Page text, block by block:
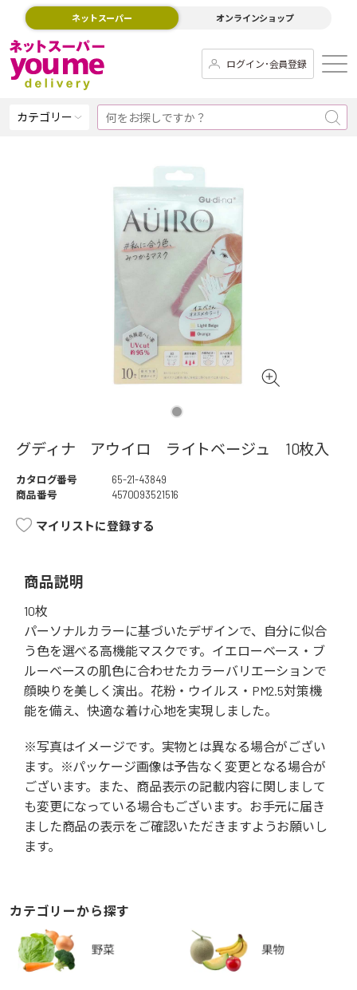
ネットスーパー オンラインショップ
ログイン･会員登録
カテゴリー
グディナ アウイロ ライトベージュ 10枚入
カタログ番号
65-21-43849
商品番号
4570093521516
マイリストに登録する
商品説明
10枚
パーソナルカラーに基づいたデザインで、自分に似合
う色を選べる高機能マスクです。イエローベース・ブ
ルーベースの肌色に合わせたカラーバリエーションで
顔映りを美しく演出。花粉・ウイルス・PM2.5対策機
能を備え、快適な着け心地を実現しました。
※写真はイメージです。実物とは異なる場合がござい
ます。※パッケージ画像は予告なく変更となる場合が
ございます。また、商品表示の記載内容に関しまして
も変更になっている場合もございます。お手元に届き
ました商品の表示をご確認いただきますようお願いし
ます。
カテゴリーから探す